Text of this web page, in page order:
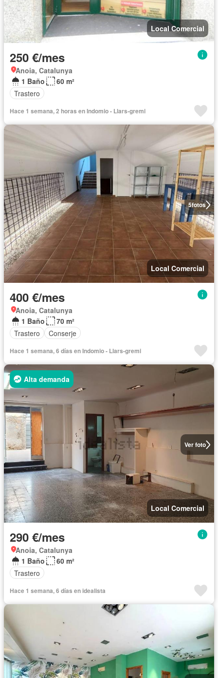
Local Comercial
250 €/mes
Anoia, Catalunya
1 Baño
60 m²
Trastero
Hace 1 semana, 2 horas en Indomio - Llars-gremi
5fotos
Local Comercial
400 €/mes
Anoia, Catalunya
1 Baño
70 m²
Trastero
Conserje
Hace 1 semana, 6 días en Indomio - Llars-gremi
Ver foto
Alta demanda
Local Comercial
290 €/mes
Anoia, Catalunya
1 Baño
60 m²
Trastero
Hace 1 semana, 6 días en idealista